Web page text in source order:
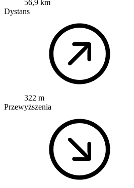
56,9 km
Dystans
322 m
Przewyższenia